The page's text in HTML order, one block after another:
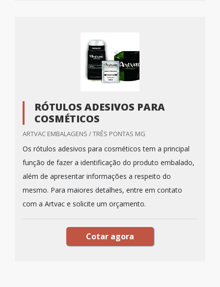
RÓTULOS ADESIVOS PARA
COSMÉTICOS
ARTVAC EMBALAGENS / TRÊS PONTAS MG
Os rótulos adesivos para cosméticos tem a principal
função de fazer a identificação do produto embalado,
além de apresentar informações a respeito do
mesmo. Para maiores detalhes, entre em contato
com a Artvac e solicite um orçamento.
Cotar agora